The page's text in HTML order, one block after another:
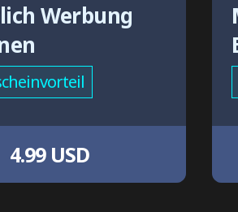
Werbung
4.99 USD